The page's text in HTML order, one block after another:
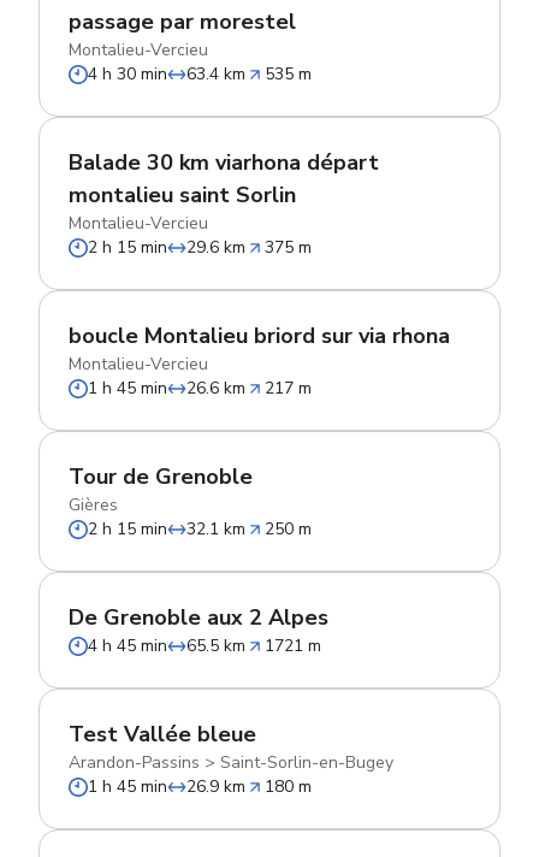
passage par morestel
Montalieu-Vercieu
4 h 30 min
63.4 km 535 m
Balade 30 km viarhona départ
montalieu saint Sorlin
Montalieu-Vercieu
2 h 15 min
29.6 km 375 m
boucle Montalieu briord sur via rhona
Montalieu-Vercieu
1 h 45 min
26.6 km 217 m
Tour de Grenoble
Gières
2 h 15 min
32.1 km 250 m
De Grenoble aux 2 Alpes
4 h 45 min 65.5 km 1721 m
Test Vallée bleue
Arandon-Passins > Saint-Sorlin-en-Bugey
1 h 45 min
26.9 km 180 m